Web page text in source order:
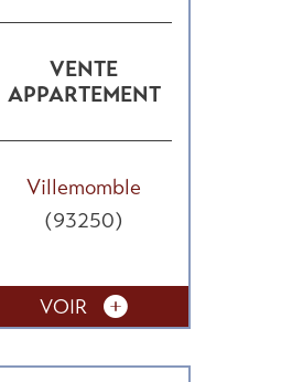
VENTE
APPARTEMENT
Villemomble
(93250)
VOIR